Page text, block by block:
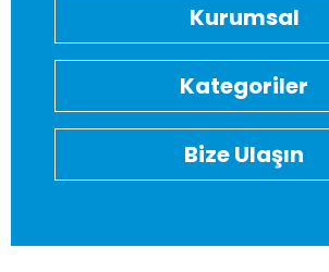
Kurumsal
Kategoriler
Bize Ulaşın